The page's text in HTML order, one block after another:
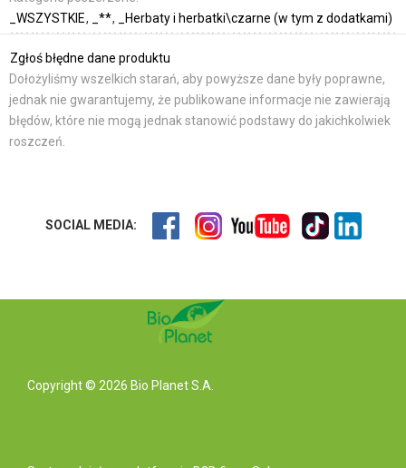
_WSZYSTKIE
_** _Herbaty i herbatki\czarne (w tym z dodatkami)
Zgłoś błędne dane produktu
Dołożyliśmy wszelkich starań, aby powyższe dane były poprawne,
jednak nie gwarantujemy, że publikowane informacje nie zawierają
błędów, które nie mogą jednak stanowić podstawy do jakichkolwiek
roszczeń.
SOCIAL MEDIA:
Copyright © 2026 Bio Planet S.A.